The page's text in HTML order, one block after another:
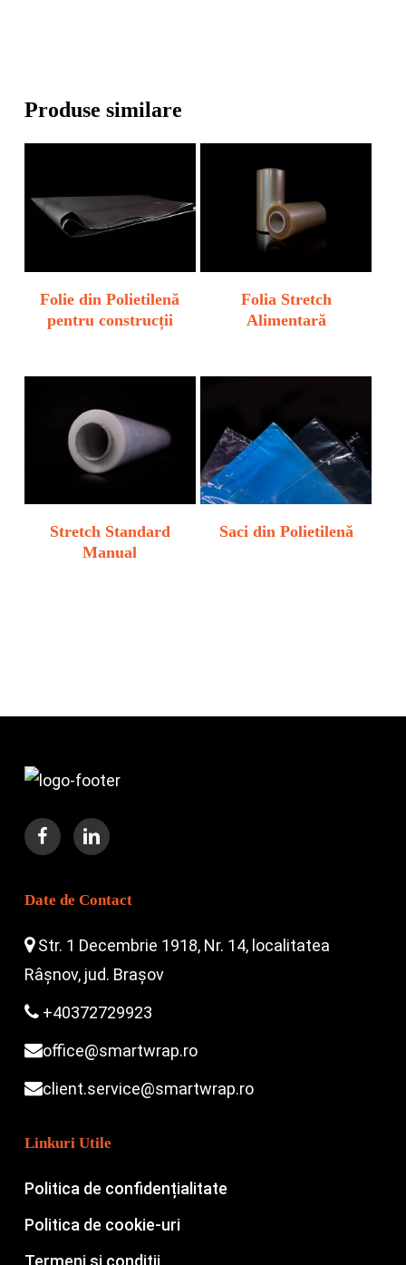
Produse similare
Folie din Polietilenă
pentru construcții
Folia Stretch
Alimentară
Stretch Standard
Manual
Saci din Polietilenă
Date de Contact
Str. 1 Decembrie 1918, Nr. 14, localitatea
Râșnov, jud. Brașov
+40372729923
office@smartwrap.ro
client.service@smartwrap.ro
Linkuri Utile
Politica de confidențialitate
Politica de cookie-uri
Termeni și condiții